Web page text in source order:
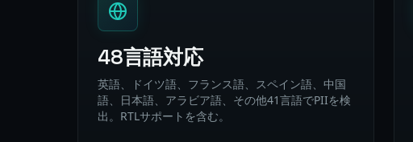
48言語対応
英語、ドイツ語、フランス語、スペイン語、中国
語、日本語、アラビア語、その他41言語でPIIを検
出。RTLサポートを含む。